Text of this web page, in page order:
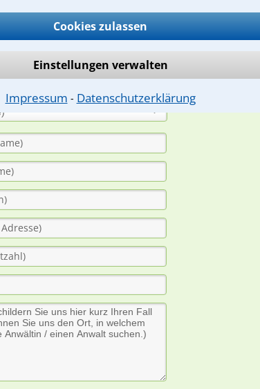
Cookies zulassen
Einstellungen verwalten
Impressum ⁃ Datenschutzerklärung
werden sich spezialisierte Rechtsanwälte bei
Anwalt ist für Sie kostenlos.